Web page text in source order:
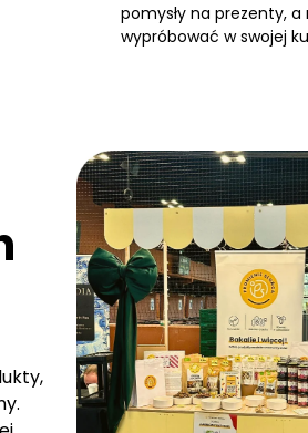
pomysły na prezenty, a
wypróbować w swojej